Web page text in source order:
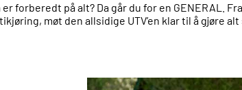
forberedt på alt? Da går du for en GENERAL.
møt den allsidige UTV’en klar til å gjøre alt